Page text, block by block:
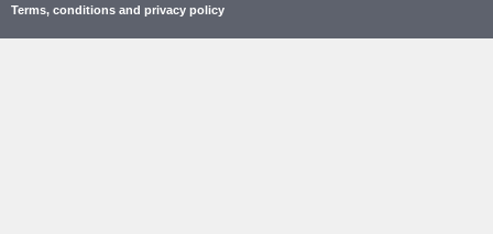
Terms, conditions and privacy policy